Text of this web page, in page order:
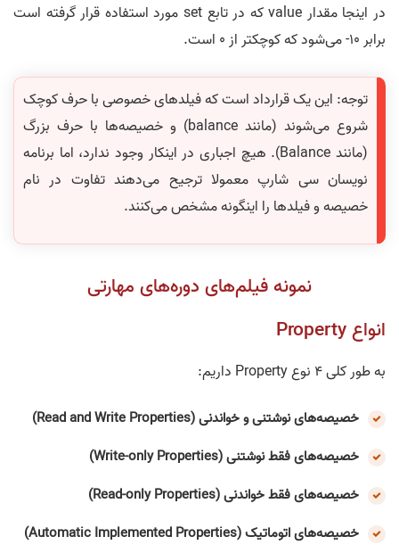
در اینجا مقدار value که در تابع set مورد استفاده قرار گرفته است
برابر 10- می‌شود که کوچکتر از 0 است.
توجه: این یک قرارداد است که فیلد‌های خصوصی با حرف کوچک
شروع می‌شوند (مانند balance) و خصیصه‌ها با حرف بزرگ
(مانند Balance). هیچ اجباری در اینکار وجود ندارد، اما برنامه
نویسان سی شارپ معمولا ترجیح می‌دهند تفاوت در نام
خصیصه و فیلد‌ها را اینگونه مشخص می‌کنند.
نمونه فیلم‌های دوره‌های مهارتی
انواع Property‌
به طور کلی 4 نوع Property داریم:
خصیصه‌های نوشتنی و خواندنی (Read and Write Properties)
خصیصه‌های فقط نوشتنی (Write-only Properties)
خصیصه‌های فقط خواندنی (Read-only Properties)
خصیصه‌های اتوماتیک (Automatic Implemented Properties)